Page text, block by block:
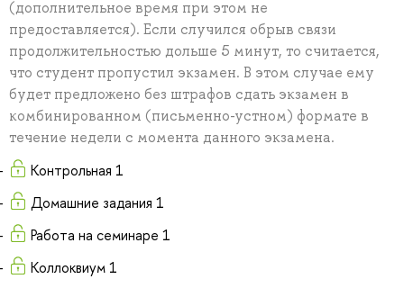
(дополнительное время при этом не
предоставляется). Если случился обрыв связи
продолжительностью дольше 5 минут, то считается,
что студент пропустил экзамен. В этом случае ему
будет предложено без штрафов сдать экзамен в
комбинированном (письменно-устном) формате в
течение недели с момента данного экзамена.
Контрольная 1
Домашние задания 1
Работа на семинаре 1
Коллоквиум 1